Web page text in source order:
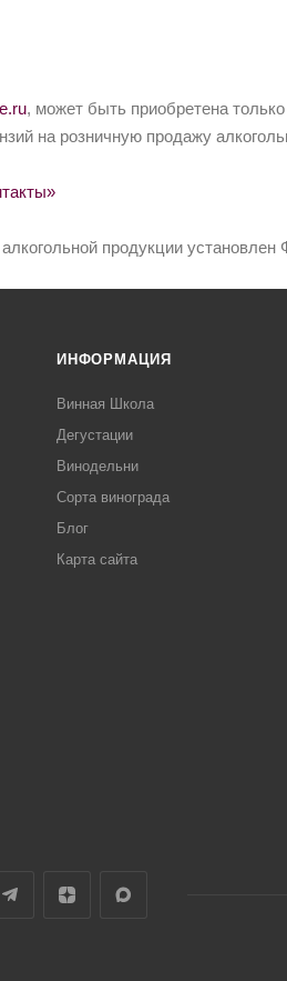
, может быть приобретена
на розничную продажу
продукции
ИНФОРМАЦИЯ
Винная Школа
Дегустации
Винодельни
Сорта винограда
Блог
Карта сайта